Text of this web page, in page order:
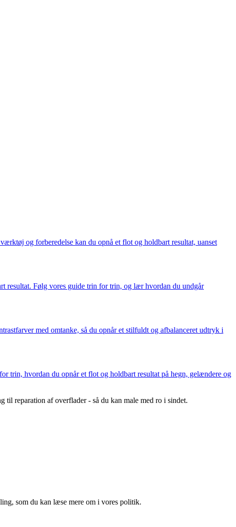
og forberedelse kan du opnå et flot og holdbart resultat, uanset
resultat. Følg vores guide trin for trin, og lær hvordan du undgår
med omtanke, så du opnår et stilfuldt og afbalanceret udtryk i
trin, hvordan du opnår et flot og holdbart resultat på hegn, gelændere og
reparation af overflader - så du kan male med ro i sindet.
som du kan læse mere om i vores politik.